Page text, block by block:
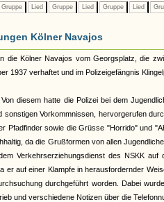
Gruppe Lied Gruppe Lied Gruppe Lied
Kölner Navajos
die Kölner Navajos vom Georgsplatz, die
1937 verhaftet und im Polizeigefängnis
diesem hatte die Polizei bei dem
sonstigen Vorkommnissen, hervorgerufen
Pfadfinder sowie die Grüsse "Horrido" und
da die Grußformen von allen
Verkehrserziehungsdienst des NSKK
er auf einer Klampfe in herausfordernder
durchgeführt worden. Dabei
und verschiedene Notizen über die